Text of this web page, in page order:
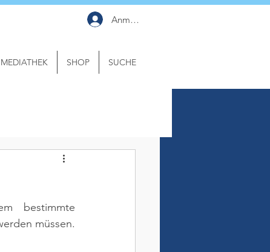
Anmelden
MEDIATHEK SHOP SUCHE
bestimmte
müssen.